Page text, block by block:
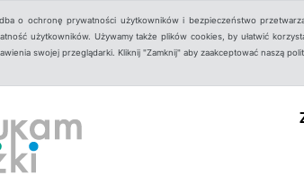
o ochronę prywatności użytkowników i bezpieczeństwo
użytkowników. Używamy także plików cookies, by ułatwić
swojej przeglądarki. Kliknij "Zamknij" aby zaakceptować naszą